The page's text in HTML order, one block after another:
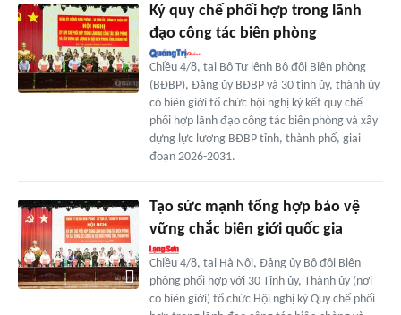
Ký quy chế phối hợp trong lãnh
đạo công tác biên phòng
Chiều 4/8, tại Bộ Tư lệnh Bộ đội Biên phòng
(BĐBP), Đảng ủy BĐBP và 30 tỉnh ủy, thành ủy
có biên giới tổ chức hội nghị ký kết quy chế
phối hợp lãnh đạo công tác biên phòng và xây
dựng lực lượng BĐBP tỉnh, thành phố, giai
đoạn 2026-2031.
Tạo sức mạnh tổng hợp bảo vệ
vững chắc biên giới quốc gia
Chiều 4/8, tại Hà Nội, Đảng ủy Bộ đội Biên
phòng phối hợp với 30 Tỉnh ủy, Thành ủy (nơi
có biên giới) tổ chức Hội nghị ký Quy chế phối